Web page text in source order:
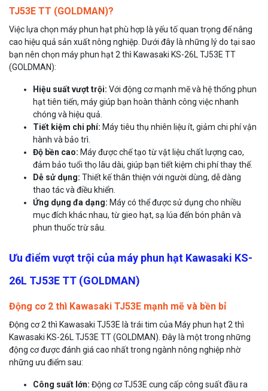
TJ53E TT (GOLDMAN)?
Việc lựa chọn máy phun hạt phù hợp là yếu tố quan trọng để nâng
cao hiệu quả sản xuất nông nghiệp. Dưới đây là những lý do tại sao
bạn nên chọn máy phun hạt 2 thì Kawasaki KS-26L TJ53E TT
(GOLDMAN):
Hiệu suất vượt trội: Với động cơ mạnh mẽ và hệ thống phun
hạt tiên tiến, máy giúp bạn hoàn thành công việc nhanh
chóng và hiệu quả.
Tiết kiệm chi phí: Máy tiêu thụ nhiên liệu ít, giảm chi phí vận
hành và bảo trì.
Độ bền cao: Máy được chế tạo từ vật liệu chất lượng cao,
đảm bảo tuổi thọ lâu dài, giúp bạn tiết kiệm chi phí thay thế.
Dễ sử dụng: Thiết kế thân thiện với người dùng, dễ dàng
thao tác và điều khiển.
Ứng dụng đa dạng: Máy có thể được sử dụng cho nhiều
mục đích khác nhau, từ gieo hạt, sạ lúa đến bón phân và
phun thuốc trừ sâu.
Ưu điểm vượt trội của máy phun hạt Kawasaki KS-
26L TJ53E TT (GOLDMAN)
Động cơ 2 thì Kawasaki TJ53E mạnh mẽ và bền bỉ
Động cơ 2 thì Kawasaki TJ53E là trái tim của Máy phun hạt 2 thì
Kawasaki KS-26L TJ53E TT (GOLDMAN). Đây là một trong những
động cơ được đánh giá cao nhất trong ngành nông nghiệp nhờ
những ưu điểm sau:
Công suất lớn: Động cơ TJ53E cung cấp công suất đầu ra